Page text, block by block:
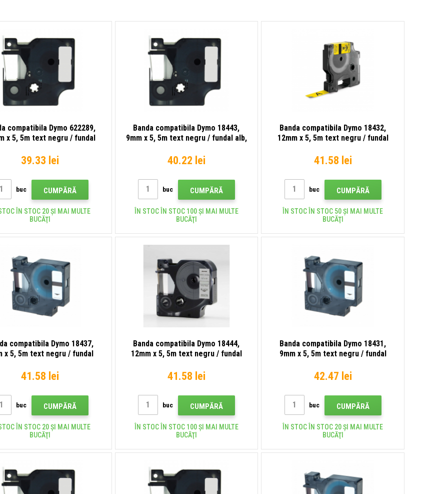
compatibila Dymo 622289,
x 5, 5m text negru / fundal
39.33 lei
buc CUMPĂRĂ
ÎN STOC 20 ȘI MAI MULTE
BUCĂŢI
Banda compatibila Dymo 18443,
9mm x 5, 5m text negru / fundal alb,
40.22 lei
buc CUMPĂRĂ
ÎN STOC ÎN STOC 100 ȘI MAI MULTE
BUCĂŢI
Banda compatibila Dymo 18432,
12mm x 5, 5m text negru / fundal
41.58 lei
buc CUMPĂRĂ
ÎN STOC ÎN STOC 50 ȘI MAI MULTE
BUCĂŢI
compatibila Dymo 18437,
x 5, 5m text negru / fundal
41.58 lei
buc CUMPĂRĂ
ÎN STOC 20 ȘI MAI MULTE
BUCĂŢI
Banda compatibila Dymo 18444,
12mm x 5, 5m text negru / fundal
41.58 lei
buc CUMPĂRĂ
ÎN STOC ÎN STOC 100 ȘI MAI MULTE
BUCĂŢI
Banda compatibila Dymo 18431,
9mm x 5, 5m text negru / fundal
42.47 lei
buc CUMPĂRĂ
ÎN STOC ÎN STOC 20 ȘI MAI MULTE
BUCĂŢI